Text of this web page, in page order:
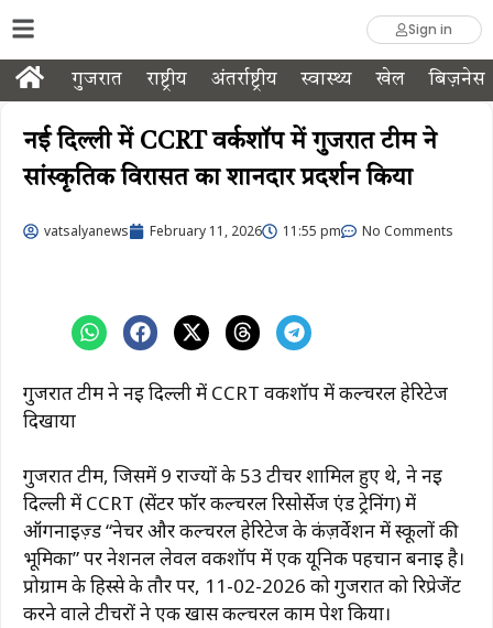
Sign in
गुजरात राष्ट्रीय अंतर्राष्ट्रीय स्वास्थ्य खेल बिज़नेस
नई दिल्ली में CCRT वर्कशॉप में गुजरात टीम ने
सांस्कृतिक विरासत का शानदार प्रदर्शन किया
vatsalyanews February 11, 2026 11:55 pm No Comments
गुजरात टीम ने नई दिल्ली में CCRT वर्कशॉप में कल्चरल हेरिटेज
दिखाया
गुजरात टीम, जिसमें 9 राज्यों के 53 टीचर शामिल हुए थे, ने नई
दिल्ली में CCRT (सेंटर फॉर कल्चरल रिसोर्सेज एंड ट्रेनिंग) में
ऑर्गनाइज़्ड “नेचर और कल्चरल हेरिटेज के कंज़र्वेशन में स्कूलों की
भूमिका” पर नेशनल लेवल वर्कशॉप में एक यूनिक पहचान बनाई है।
प्रोग्राम के हिस्से के तौर पर, 11-02-2026 को गुजरात को रिप्रेजेंट
करने वाले टीचरों ने एक खास कल्चरल काम पेश किया।